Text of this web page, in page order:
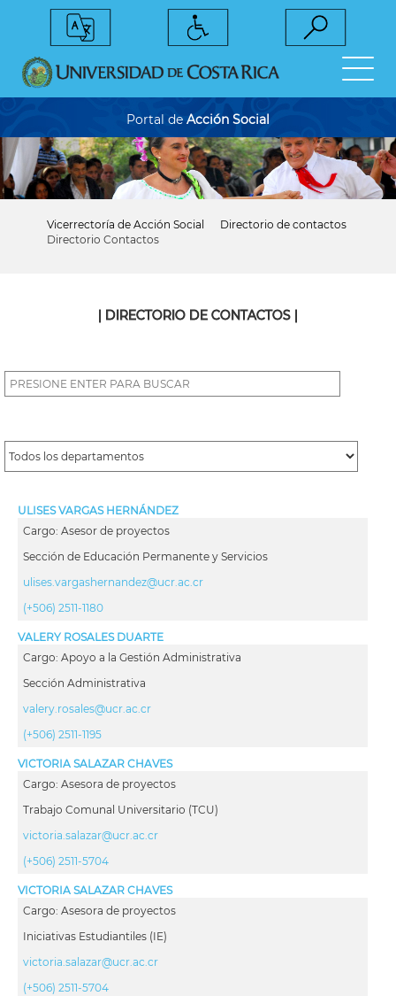
Portal de Acción Social
Sobrescribir
navegación
Vicerrectoría de Acción Social
Directorio de contactos
Directorio Contactos
| DIRECTORIO DE CONTACTOS |
ULISES VARGAS HERNÁNDEZ
Cargo: Asesor de proyectos
Sección de Educación Permanente y Servicios
ulises.vargashernandez@ucr.ac.cr
(+506) 2511-1180
VALERY ROSALES DUARTE
Cargo: Apoyo a la Gestión Administrativa
Sección Administrativa
valery.rosales@ucr.ac.cr
(+506) 2511-1195
VICTORIA SALAZAR CHAVES
Cargo: Asesora de proyectos
Trabajo Comunal Universitario (TCU)
victoria.salazar@ucr.ac.cr
(+506) 2511-5704
VICTORIA SALAZAR CHAVES
Cargo: Asesora de proyectos
Iniciativas Estudiantiles (IE)
victoria.salazar@ucr.ac.cr
(+506) 2511-5704